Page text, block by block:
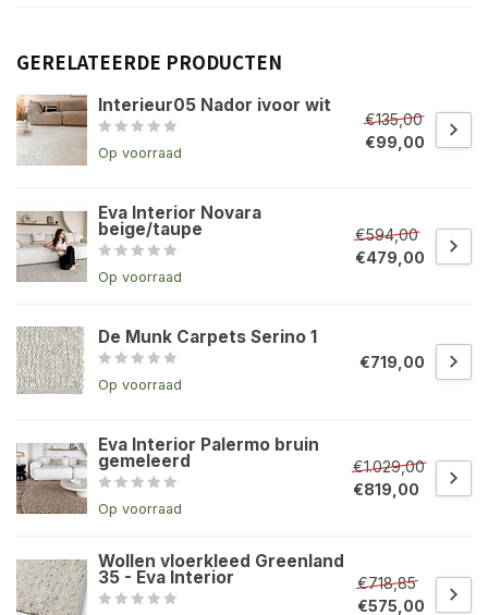
GERELATEERDE PRODUCTEN
Interieur05 Nador ivoor wit
Op voorraad
€135,00
€99,00
Eva Interior Novara
beige/taupe
Op voorraad
€594,00
€479,00
De Munk Carpets Serino 1
Op voorraad
€719,00
Eva Interior Palermo bruin
gemeleerd
Op voorraad
€1.029,00
€819,00
Wollen vloerkleed Greenland
35 - Eva Interior
€718,85
€575,00